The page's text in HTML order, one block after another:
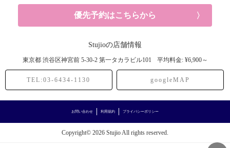
優先予約はこちらから
Stujioの店舗情報
東京都 渋谷区神宮前 5-30-2 第一タカラビル101 平均料金: ¥6,900～
TEL:03-6434-1130 googleMAP
お問い合わせ 利用規約 プライバシーポリシー
Copyright© 2026 Stujio All rights reserved.